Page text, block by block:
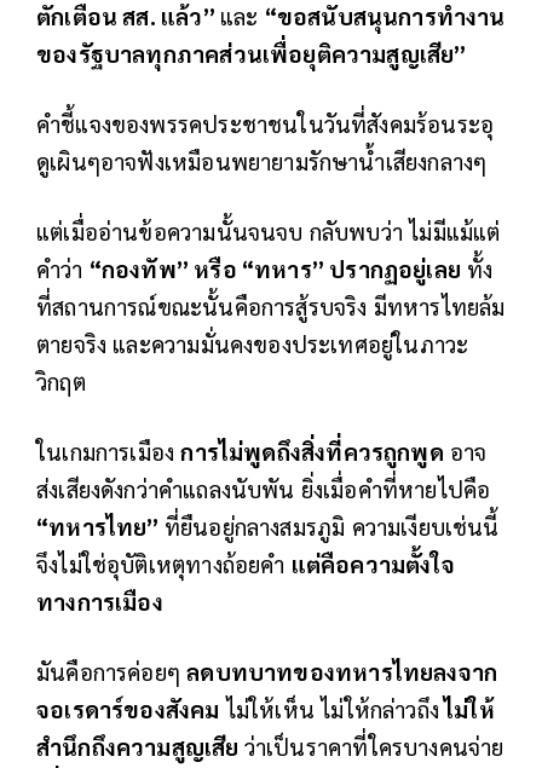
ตักเตือน สส. แล้ว” และ “ขอสนับสนุนการทำงาน
ของรัฐบาลทุกภาคส่วนเพื่อยุติความสูญเสีย”
คำชี้แจงของพรรคประชาชนในวันที่สังคมร้อนระอุ
ดูเผินๆอาจฟังเหมือนพยายามรักษาน้ำเสียงกลางๆ
แต่เมื่ออ่านข้อความนั้นจนจบ กลับพบว่า ไม่มีแม้แต่
คำว่า “กองทัพ” หรือ “ทหาร” ปรากฏอยู่เลย ทั้ง
ที่สถานการณ์ขณะนั้นคือการสู้รบจริง มีทหารไทยล้ม
ตายจริง และความมั่นคงของประเทศอยู่ในภาวะ
วิกฤต
ในเกมการเมืองการไม่พูดถึงสิ่งที่ควรถูกพูด อาจ
ส่งเสียงดังกว่าคำแถลงนับพัน ยิ่งเมื่อคำที่หายไปคือ
“ทหารไทย” ที่ยืนอยู่กลางสมรภูมิ ความเงียบเช่นนี้
จึงไม่ใช่อุบัติเหตุทางถ้อยคำ แต่คือความตั้งใจ
ทางการเมือง
มันคือการค่อยๆลดบทบาทของทหารไทยลงจาก
จอเรดาร์ของสังคม ไม่ให้เห็น ไม่ให้กล่าวถึงไม่ให้
สำนึกถึงความสูญเสีย ว่าเป็นราคาที่ใครบางคนจ่าย